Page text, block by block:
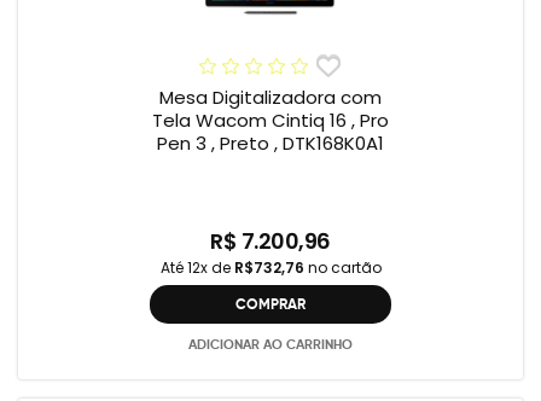
Mesa Digitalizadora com
Tela Wacom Cintiq 16 , Pro
Pen 3 , Preto , DTK168K0A1
R$ 7.200,96
Até 12x de R$732,76 no cartão
COMPRAR
ADICIONAR AO CARRINHO